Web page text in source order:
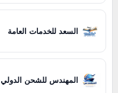
السعد للخدمات العامة
المهندس للشحن الدولي